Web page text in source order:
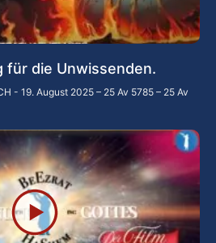
für die Unwissenden.
19. August 2025 – 25 Av 5785 – 25 Av